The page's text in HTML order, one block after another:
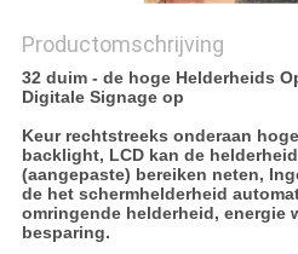
Productomschrijving
32 duim - de hoge Helderheids
Digitale Signage op
Keur rechtstreeks onderaan
backlight, LCD kan de
(aangepaste) bereiken neten,
de het schermhelderheid
omringende helderheid, energie
besparing.